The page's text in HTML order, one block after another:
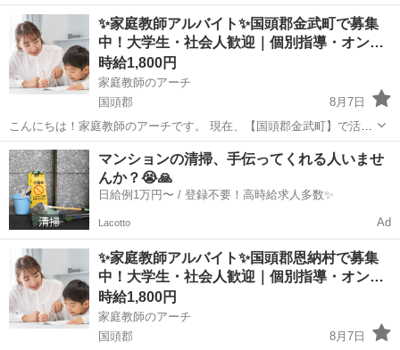
していただける家庭教師のアルバイトを募集しています。 ✔ 教育に関
わる仕事がしたい ✔ 子どもと関わるのが好き ✔ 【中頭郡読谷村】で
副業やWワーク...
沖縄 中頭郡 家庭教師
✨家庭教師アルバイト✨国頭郡金武町で募集
中！大学生・社会人歓迎｜個別指導・オン…
時給1,800円
家庭教師のアーチ
国頭郡
8月7日
こんにちは！家庭教師のアーチです。 現在、【国頭郡金武町】で活躍
していただける家庭教師のアルバイトを募集しています。 ✔ 教育に関
わる仕事がしたい ✔ 子どもと関わるのが好き ✔ 【国頭郡金武町】で
副業やWワーク...
沖縄 国頭郡 オンライン
マンションの清掃、手伝ってくれる人いませ
んか？😭🙏
日給例1万円〜 / 登録不要！高時給求人多数✨
Lacotto Ad
✨家庭教師アルバイト✨国頭郡恩納村で募集
中！大学生・社会人歓迎｜個別指導・オン…
時給1,800円
家庭教師のアーチ
国頭郡
8月7日